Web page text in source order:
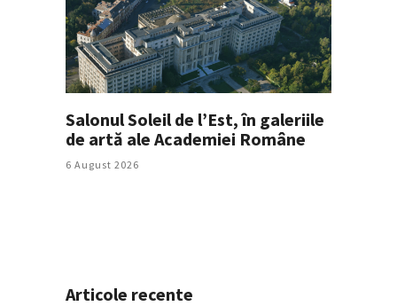
Salonul Soleil de l’Est, în galeriile
de artă ale Academiei Române
6 August 2026
Articole recente